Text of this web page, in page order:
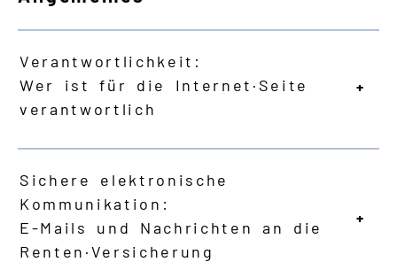
Verantwortlichkeit:
Wer ist für die Internet·Seite
verantwortlich
Sichere elektronische
Kommunikation:
E-Mails und Nachrichten an die
Renten·Versicherung